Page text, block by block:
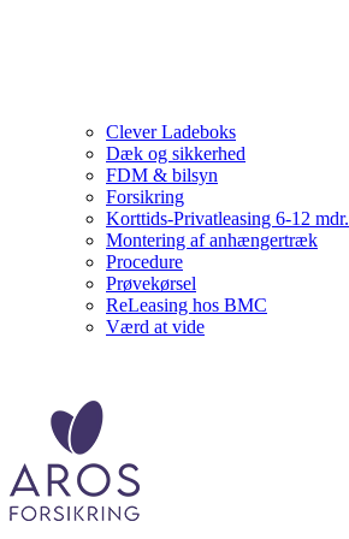
Clever Ladeboks
Dæk og sikkerhed
FDM & bilsyn
Forsikring
Korttids-Privatleasing 6-12 mdr.
Montering af anhængertræk
Procedure
Prøvekørsel
ReLeasing hos BMC
Værd at vide